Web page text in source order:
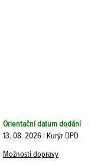
Orientační datum dodání
13. 08. 2026 | Kurýr DPD
Možnosti dopravy